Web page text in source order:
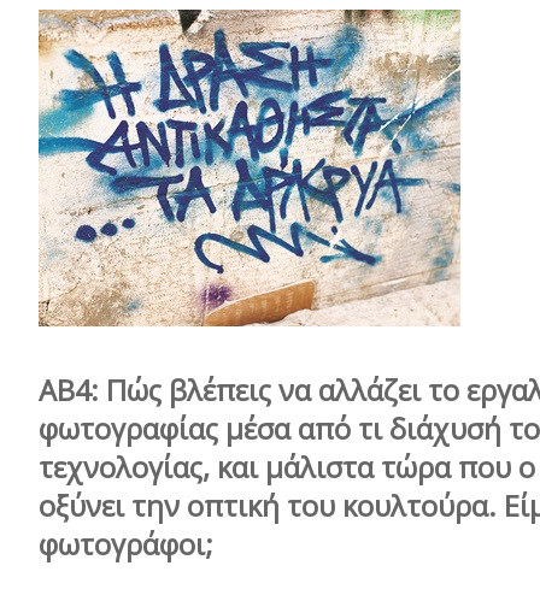
ΑΒ4: Πώς βλέπεις να αλλάζει το
φωτογραφίας μέσα από τι διάχυσή
τεχνολογίας, και μάλιστα τώρα που
οξύνει την οπτική του κουλτούρα.
φωτογράφοι;